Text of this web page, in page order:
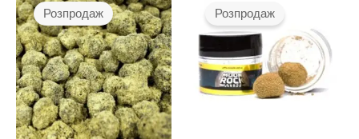
варіантів.
Опції
можна
вибрати
на
Розпродаж Розпродаж